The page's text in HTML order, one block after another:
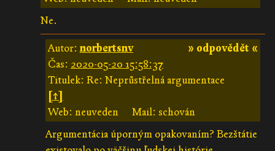
Ne.
» odpovědět «
Autor:norbertsnv
Čas: 2020-05-20 15:58:37
Titulek: Re: Neprůstřelná argumentace
[↑]
Web: neuveden
Mail: schován
Argumentácia úporným opakovaním? Bezštátie